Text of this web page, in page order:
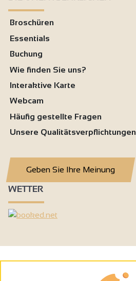
Broschüren
Essentials
Buchung
Wie finden Sie uns?
Interaktive Karte
Webcam
Häufig gestellte Fragen
Unsere Qualitätsverpflichtungen
Geben Sie Ihre Meinung
WETTER